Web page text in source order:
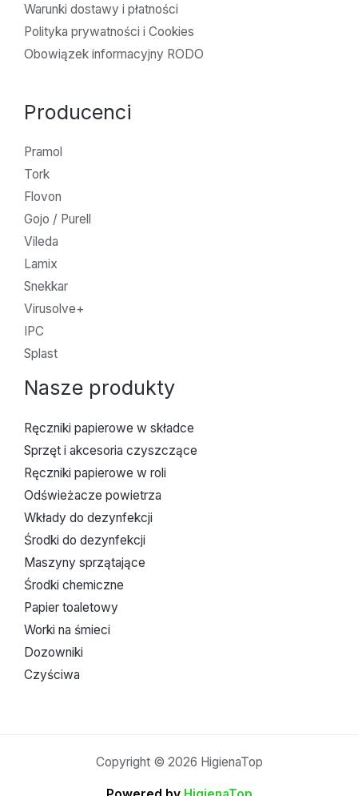
Warunki dostawy i płatności
Polityka prywatności i Cookies
Obowiązek informacyjny RODO
Producenci
Pramol
Tork
Flovon
Gojo / Purell
Vileda
Lamix
Snekkar
Virusolve+
IPC
Splast
Nasze produkty
Ręczniki papierowe w składce
Sprzęt i akcesoria czyszczące
Ręczniki papierowe w roli
Odświeżacze powietrza
Wkłady do dezynfekcji
Środki do dezynfekcji
Maszyny sprzątające
Środki chemiczne
Papier toaletowy
Worki na śmieci
Dozowniki
Czyściwa
Copyright © 2026 HigienaTop